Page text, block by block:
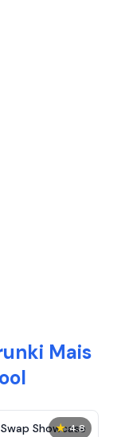
Mais
★ 4.8
Showcase